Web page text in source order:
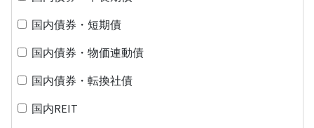
国内債券・短期債
国内債券・物価連動債
国内債券・転換社債
国内REIT